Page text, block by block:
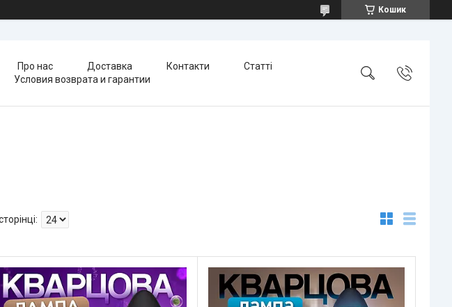
Кошик
Про нас Доставка Контакти
Статті
Условия возврата и гарантии